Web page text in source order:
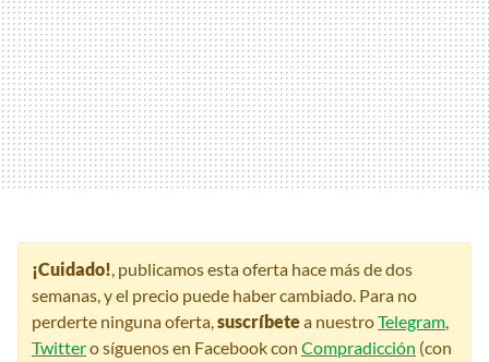
¡Cuidado!, publicamos esta oferta hace más de dos
semanas, y el precio puede haber cambiado. Para no
perderte ninguna oferta,suscríbetea nuestroTelegram,
Twittero síguenos en Facebook con Compradicción (con